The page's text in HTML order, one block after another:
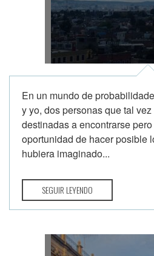
En un mundo de
y yo, dos personas que tal
destinadas a encontrarse
oportunidad de hacer posible
hubiera imaginado...
SEGUIR LEYENDO